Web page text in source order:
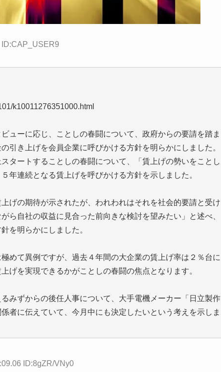
k10011276351000.html
ューに応じ、ことしの春闘について、政府からの要請を踏ま
引き上げを会員企業に呼びかける方針を明らかにしました。
タートすることしの春闘について、「賃上げの勢いをことし
年連続となる賃上げを呼びかける方針を示しました。
げの期待が示されたが、われわれはそれを社会的要請と受け
ら自社の収益に見合った前向きな検討を望みたい」と述べ、
を明らかにしました。
めて異例ですが、過去４年間の大企業の賃上げ率は２％台に
げを実現できるかがことしの春闘の焦点となります。
みずからの後任人事について、大手電機メーカー「日立製作
者に伝えていて、今月中にも決定したいという考えを示しま
ID:8gZR/VNy0